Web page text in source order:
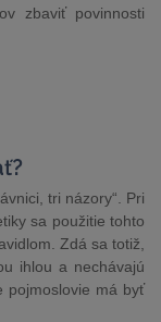
zbaviť povinnosti
tri názory“. Pri
sa použitie tohto
Zdá sa totiž,
ihlou a nechávajú
pojmoslovie má byť